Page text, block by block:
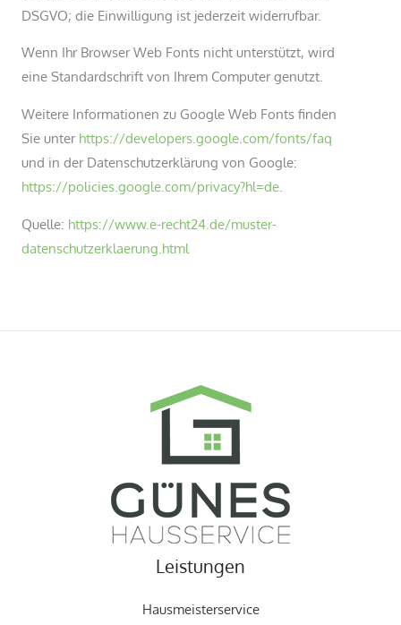
DSGVO; die Einwilligung ist jederzeit widerrufbar.
Wenn Ihr Browser Web Fonts nicht unterstützt, wird
eine Standardschrift von Ihrem Computer genutzt.
Weitere Informationen zu Google Web Fonts finden
Sie unter https://developers.google.com/fonts/faq
und in der Datenschutzerklärung von Google:
https://policies.google.com/privacy?hl=de
Quelle: https://www.e-recht24.de/muster-
datenschutzerklaerung.html
Leistungen
Hausmeisterservice